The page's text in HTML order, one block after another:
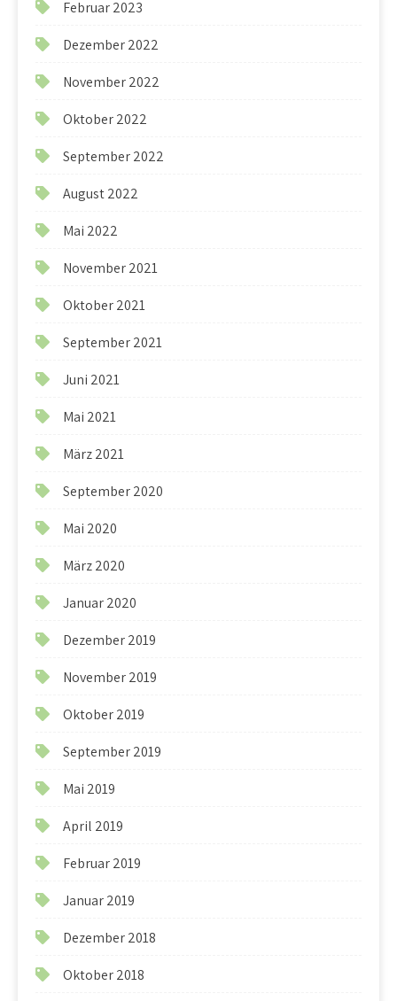
Februar 2023
Dezember 2022
November 2022
Oktober 2022
September 2022
August 2022
Mai 2022
November 2021
Oktober 2021
September 2021
Juni 2021
Mai 2021
März 2021
September 2020
Mai 2020
März 2020
Januar 2020
Dezember 2019
November 2019
Oktober 2019
September 2019
Mai 2019
April 2019
Februar 2019
Januar 2019
Dezember 2018
Oktober 2018